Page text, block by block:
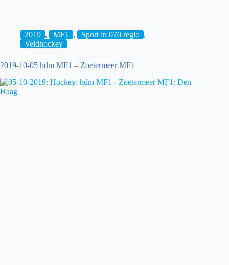
MA1
[5-
3]
2019 , MF1 , Sport in 070 regio ,
Veldhockey
2019-10-05 hdm MF1 – Zoetermeer MF1